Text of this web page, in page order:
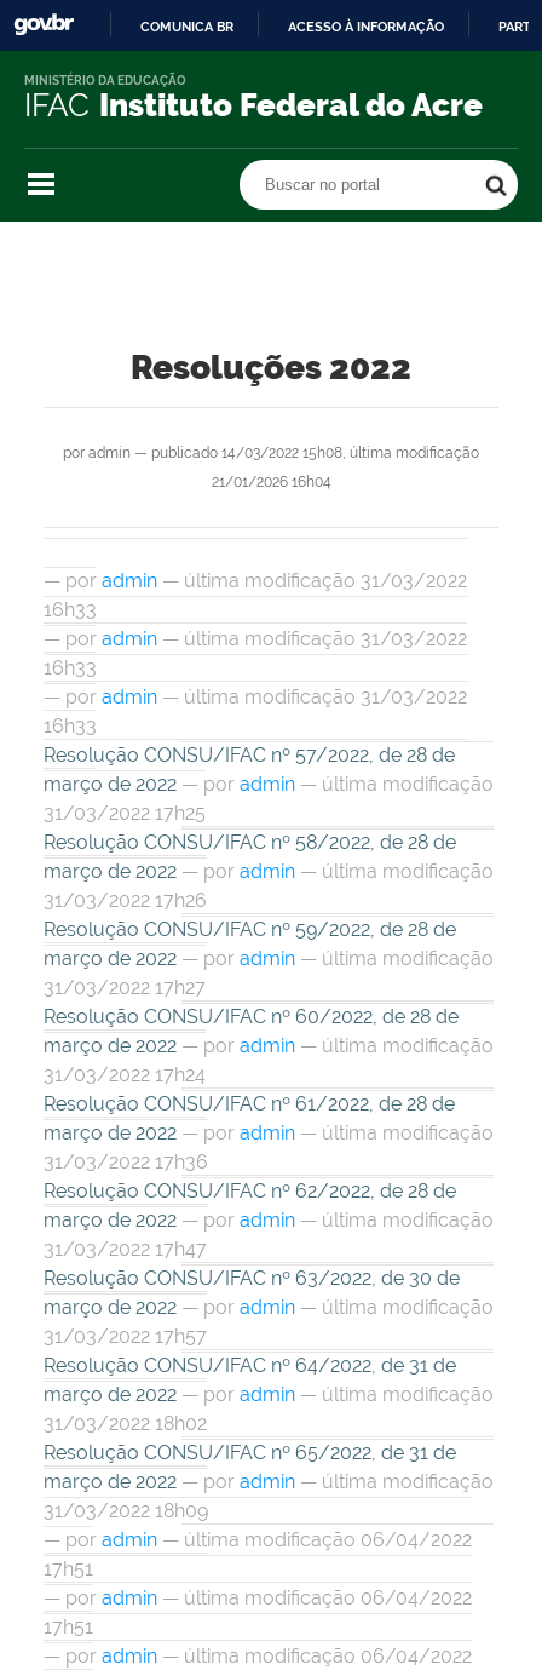
O
COMUNICA BR ACESSO À INFORMAÇÃO
IFAC Instituto Federal do Acre
MINISTÉRIO DA EDUCAÇÃO
Buscar no portal
Resoluções 2022
por admin — publicado 14/03/2022 15h08, última modificação
21/01/2026 16h04
— por admin — última modificação 31/03/2022
16h33
— por admin — última modificação 31/03/2022
16h33
— por admin — última modificação 31/03/2022
16h33
Resolução CONSU/IFAC nº 57/2022, de 28 de
março de 2022 — por admin — última modificação
31/03/2022 17h25
Resolução CONSU/IFAC nº 58/2022, de 28 de
março de 2022 — por admin — última modificação
31/03/2022 17h26
Resolução CONSU/IFAC nº 59/2022, de 28 de
março de 2022 — por admin — última modificação
31/03/2022 17h27
Resolução CONSU/IFAC nº 60/2022, de 28 de
março de 2022 — por admin — última modificação
31/03/2022 17h24
Resolução CONSU/IFAC nº 61/2022, de 28 de
março de 2022 — por admin — última modificação
31/03/2022 17h36
Resolução CONSU/IFAC nº 62/2022, de 28 de
março de 2022 — por admin — última modificação
31/03/2022 17h47
Resolução CONSU/IFAC nº 63/2022, de 30 de
março de 2022 — por admin — última modificação
31/03/2022 17h57
Resolução CONSU/IFAC nº 64/2022, de 31 de
março de 2022 — por admin — última modificação
31/03/2022 18h02
Resolução CONSU/IFAC nº 65/2022, de 31 de
março de 2022 — por admin — última modificação
31/03/2022 18h09
— por admin — última modificação 06/04/2022
17h51
— por admin — última modificação 06/04/2022
17h51
— por admin — última modificação 06/04/2022